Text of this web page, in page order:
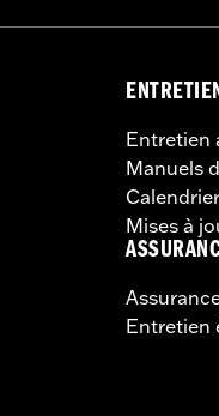
Entretien
Manuels
Mises à
Entretien